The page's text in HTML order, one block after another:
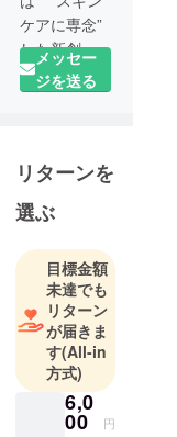
ケアに専念”
した新創研
究室として
全てマイナ
にする事を
リューにし
メッセー
ジを送る
リターンを
選ぶ
目標金額
未達でも
リターン
が届きま
す(All-in
方式)
6,0
00 円